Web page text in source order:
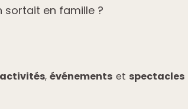
sortait en famille ?
activités,événements et spectacles